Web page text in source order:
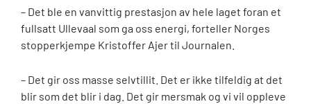
– Det ble en vanvittig prestasjon av hele laget foran et
fullsatt Ullevaal som ga oss energi, forteller Norges
stopperkjempe Kristoffer Ajer til Journalen.
– Det gir oss masse selvtillit. Det er ikke tilfeldig at det
blir som det blir i dag. Det gir mersmak og vi vil oppleve